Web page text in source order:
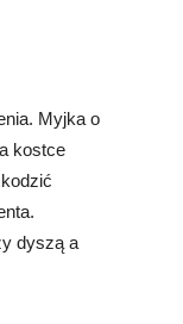
Myjka o
kostce
dyszą a